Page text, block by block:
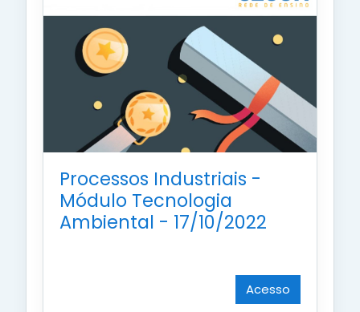
Processos Industriais -
Módulo Tecnologia
Ambiental - 17/10/2022
Acesso